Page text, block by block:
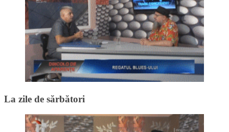
La zile de sărbători